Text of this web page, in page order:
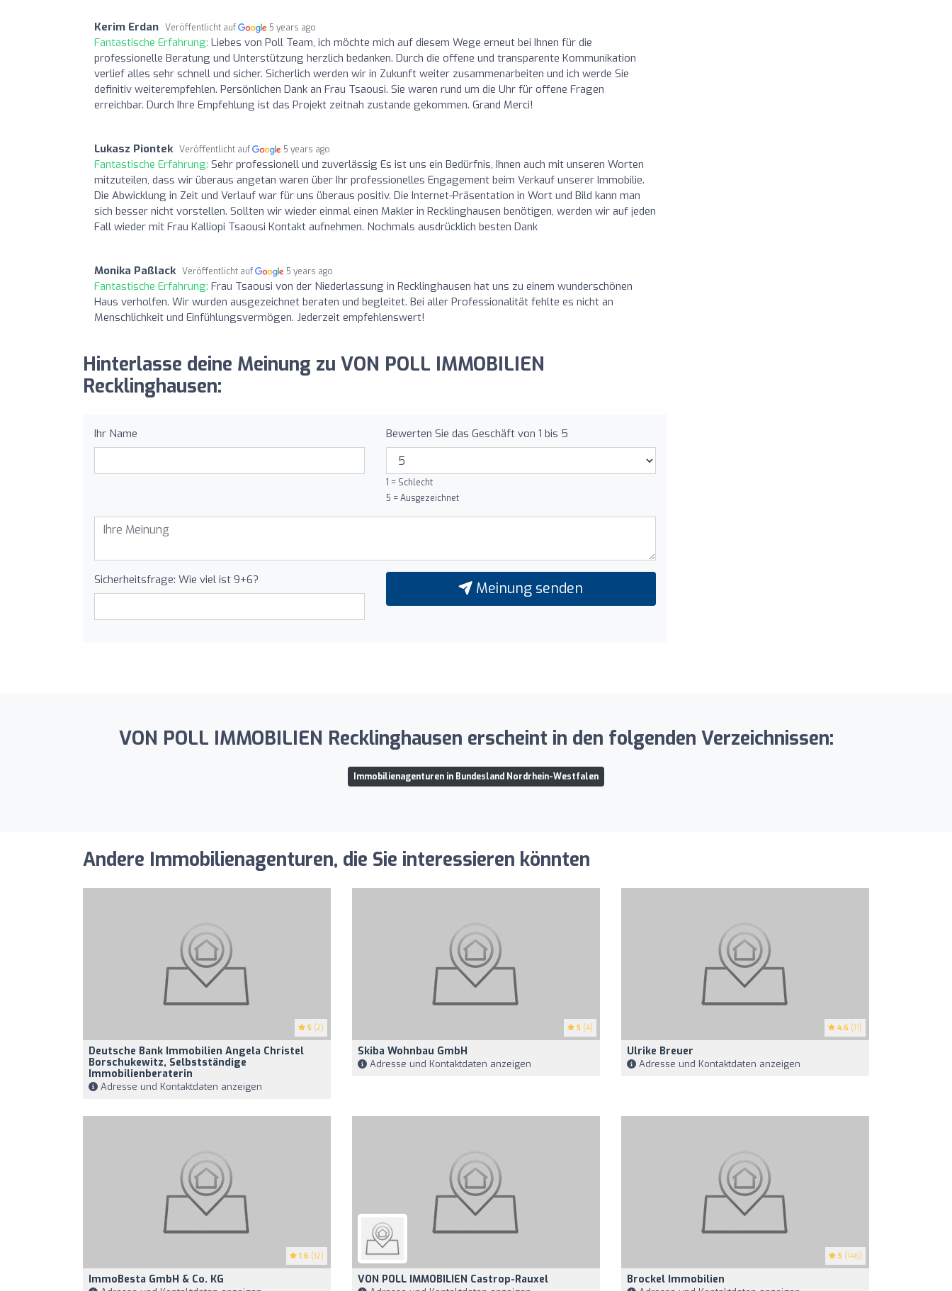
Kerim Erdan Veröffentlicht auf 5 years ago
Fantastische Erfahrung: Liebes von Poll Team, ich möchte mich auf diesem Wege erneut bei Ihnen für die
professionelle Beratung und Unterstützung herzlich bedanken. Durch die offene und transparente Kommunikation
verlief alles sehr schnell und sicher. Sicherlich werden wir in Zukunft weiter zusammenarbeiten und ich werde Sie
definitiv weiterempfehlen. Persönlichen Dank an Frau Tsaousi. Sie waren rund um die Uhr für offene Fragen
erreichbar. Durch Ihre Empfehlung ist das Projekt zeitnah zustande gekommen. Grand Merci!
Lukasz Piontek Veröffentlicht auf 5 years ago
Fantastische Erfahrung: Sehr professionell und zuverlässig Es ist uns ein Bedürfnis, Ihnen auch mit unseren Worten
mitzuteilen, dass wir überaus angetan waren über Ihr professionelles Engagement beim Verkauf unserer Immobilie.
Die Abwicklung in Zeit und Verlauf war für uns überaus positiv. Die Internet-Präsentation in Wort und Bild kann man
sich besser nicht vorstellen. Sollten wir wieder einmal einen Makler in Recklinghausen benötigen, werden wir auf jeden
Fall wieder mit Frau Kalliopi Tsaousi Kontakt aufnehmen. Nochmals ausdrücklich besten Dank
Monika Paßlack Veröffentlicht auf 5 years ago
Fantastische Erfahrung: Frau Tsaousi von der Niederlassung in Recklinghausen hat uns zu einem wunderschönen
Haus verholfen. Wir wurden ausgezeichnet beraten und begleitet. Bei aller Professionalität fehlte es nicht an
Menschlichkeit und Einfühlungsvermögen. Jederzeit empfehlenswert!
Hinterlasse deine Meinung zu VON POLL IMMOBILIEN
Recklinghausen:
Ihr Name Bewerten Sie das Geschäft von 1 bis 5
1 = Schlecht
5 = Ausgezeichnet
Sicherheitsfrage: Wie viel ist 9+6? Meinung senden
VON POLL IMMOBILIEN Recklinghausen erscheint in den folgenden Verzeichnissen:
Immobilienagenturen in Bundesland Nordrhein-Westfalen
Andere Immobilienagenturen, die Sie interessieren könnten
5 (2)
Deutsche Bank Immobilien Angela Christel
Borschukewitz, Selbstständige
Immobilienberaterin
Adresse und Kontaktdaten anzeigen
5 (4)
Skiba Wohnbau GmbH
Adresse und Kontaktdaten anzeigen
4.6 (11)
Ulrike Breuer
Adresse und Kontaktdaten anzeigen
1.6 (12)
ImmoBesta GmbH & Co. KG VON POLL IMMOBILIEN Castrop-Rauxel
5 (146)
Brockel Immobilien